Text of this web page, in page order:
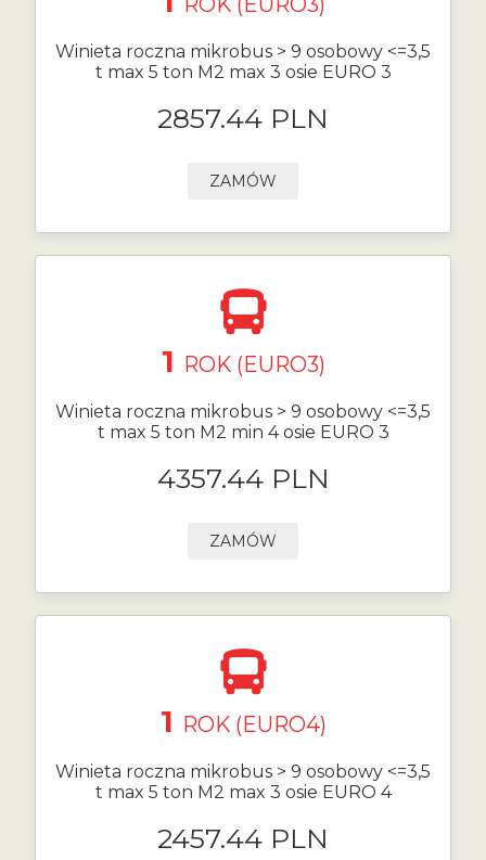
Winieta roczna mikrobus > 9 osobowy <=3,5
t max 5 ton M2 max 3 osie EURO 3
2857.44 PLN
ZAMÓW
1 ROK (EURO3)
Winieta roczna mikrobus > 9 osobowy <=3,5
t max 5 ton M2 min 4 osie EURO 3
4357.44 PLN
ZAMÓW
1 ROK (EURO4)
Winieta roczna mikrobus > 9 osobowy <=3,5
t max 5 ton M2 max 3 osie EURO 4
2457.44 PLN